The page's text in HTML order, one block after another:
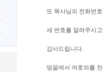
또 목사님의 전화번
새 번호를 알려주시
감사드립니다.
땅끝에서 여호와를